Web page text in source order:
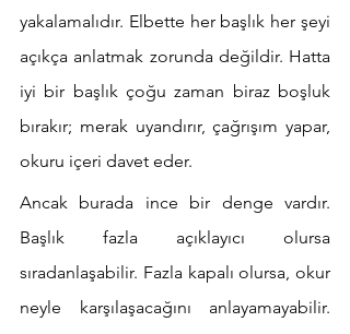
yakalamalıdır. Elbette her başlık her şeyi
açıkça anlatmak zorunda değildir. Hatta
iyi bir başlık çoğu zaman biraz boşluk
bırakır; merak uyandırır, çağrışım yapar,
okuru içeri davet eder.
Ancak burada ince bir denge vardır.
Başlık fazla açıklayıcı olursa
sıradanlaşabilir. Fazla kapalı olursa, okur
neyle karşılaşacağını anlayamayabilir.